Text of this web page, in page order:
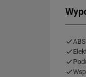
ABS